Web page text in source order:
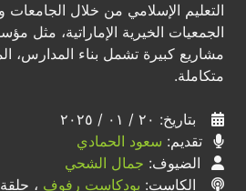
التعليم الإسلامي من خلال الجامعات
الجمعيات الخيرية الإماراتية، مثل
مشاريع كبيرة تشمل بناء المدارس،
متكاملة.
بتاريخ: ٢٠ / ٠١ / ٢٠٢٥
تقديم: سعود الحمادي
الضيوف: جمال الشحي
الكاست: بودكاست رفوف ، حلقة